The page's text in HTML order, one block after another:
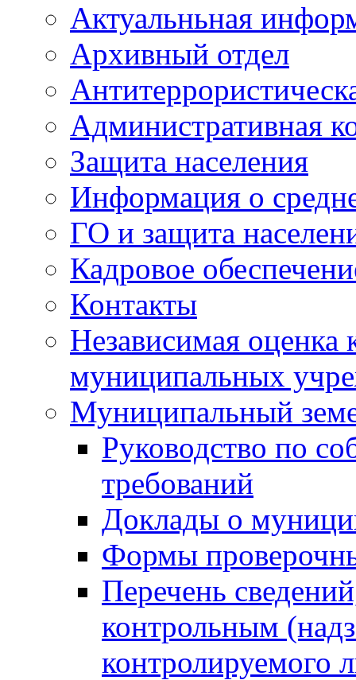
Актуальньная
Архивный отдел
Административная
Защита населения
Информация о
ГО и защита
Кадровое
Контакты
Независимая оценка
муниципальных
Муниципальный
Руководство по
требований
Доклады о
Формы
Перечень
контрольным
контролируемого